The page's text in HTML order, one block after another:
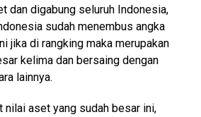
dan digabung seluruh Indonesia,
sudah menembus angka
jika di rangking maka merupakan
kelima dan bersaing dengan
lainnya.
nilai aset yang sudah besar ini,